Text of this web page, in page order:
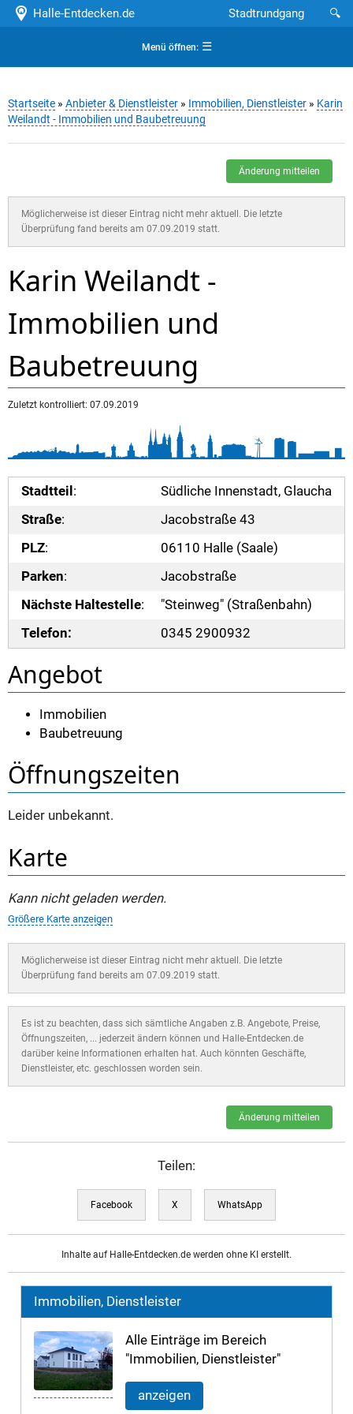
Halle-Entdecken.de 🔍
Stadtrundgang
Menü öffnen:☰
Startseite » Anbieter & Dienstleister » Immobilien, Dienstleister » Karin
Weilandt - Immobilien und Baubetreuung
Änderung mitteilen
Möglicherweise ist dieser Eintrag nicht mehr aktuell. Die letzte
Überprüfung fand bereits am 07.09.2019 statt.
Karin Weilandt -
Immobilien und
Baubetreuung
Zuletzt kontrolliert: 07.09.2019
Stadtteil :
Südliche Innenstadt, Glaucha
Straße:
Jacobstraße 43
PLZ:
06110 Halle (Saale)
Parken:
Jacobstraße
Nächste Haltestelle:
"Steinweg" (Straßenbahn)
Telefon:
0345 2900932
Angebot
Immobilien
Baubetreuung
Öffnungszeiten
Leider unbekannt.
Karte
Kann nicht geladen werden.
Größere Karte anzeigen
Möglicherweise ist dieser Eintrag nicht mehr aktuell. Die letzte
Überprüfung fand bereits am 07.09.2019 statt.
Es ist zu beachten, dass sich sämtliche Angaben z.B. Angebote, Preise,
Öffnungszeiten, ... jederzeit ändern können und Halle-Entdecken.de
darüber keine Informationen erhalten hat. Auch könnten Geschäfte,
Dienstleister, etc. geschlossen worden sein.
Änderung mitteilen
Teilen:
Facebook X WhatsApp
Inhalte auf Halle-Entdecken.de werden ohne KI erstellt.
Immobilien, Dienstleister
Alle Einträge im Bereich
"Immobilien, Dienstleister"
anzeigen